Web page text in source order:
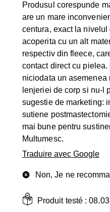
Produsul corespunde
are un mare
centura, exact la
acoperita cu un alt
respectiv din fleece,
contact direct cu
niciodata un
lenjeriei de corp si nu-l
sugestie de marketing:
sutiene
mai bune pentru
Multumesc.
Traduire avec Google
Non, Je ne
Produit testé :